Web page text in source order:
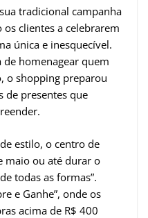
tradicional campanha
clientes a celebrarem
única e inesquecível.
de homenagear quem
o shopping preparou
de presentes que
estilo, o centro de
maio ou até durar o
todas as formas”.
e Ganhe”, onde os
acima de R$ 400